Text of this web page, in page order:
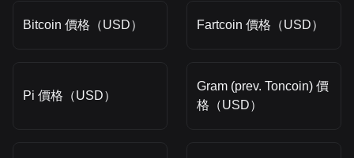
Bitcoin 價格（USD） Fartcoin 價格（USD）
Pi 價格（USD）
Gram (prev. Toncoin) 價
格（USD）